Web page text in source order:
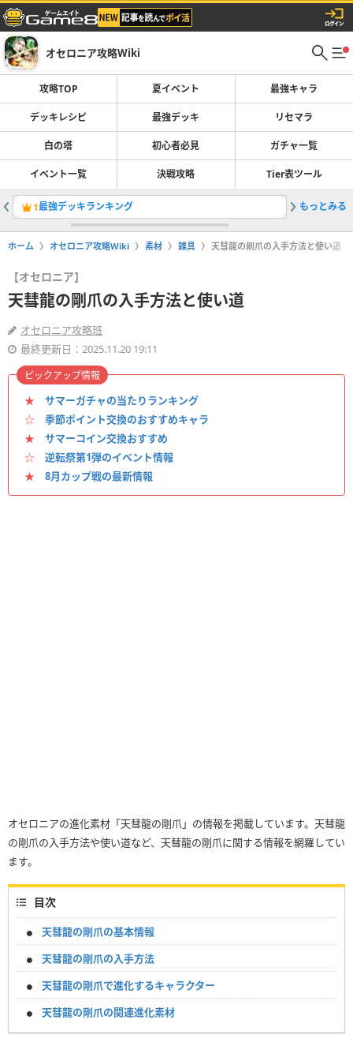
オセロニア攻略Wiki
攻略TOP 夏イベント 最強キャラ
デッキレシピ 最強デッキ リセマラ
白の塔 初心者必見 ガチャ一覧
イベント一覧 決戦攻略 Tier表ツール
1最強デッキランキング 2
もっとみる
ホーム オセロニア攻略Wiki 素材 雑具 天彗龍の剛爪の入手方法と使い道
【オセロニア】
天彗龍の剛爪の入手方法と使い道
オセロニア攻略班
最終更新日：2025.11.20 19:11
★ サマーガチャの当たりランキング
☆ 季節ポイント交換のおすすめキャラ
★ サマーコイン交換おすすめ
☆ 逆転祭第1弾のイベント情報
★ 8月カップ戦の最新情報
ピックアップ情報
オセロニアの進化素材「天彗龍の剛爪」の情報を掲載しています。天彗龍
の剛爪の入手方法や使い道など、天彗龍の剛爪に関する情報を網羅してい
ます。
目次
天彗龍の剛爪の基本情報
天彗龍の剛爪の入手方法
天彗龍の剛爪で進化するキャラクター
天彗龍の剛爪の関連進化素材